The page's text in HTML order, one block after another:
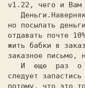
v1.22,
чего и Вам
но посылать
отдавать почте
жить бабки в
заказное письмо,
следует
потому, что это